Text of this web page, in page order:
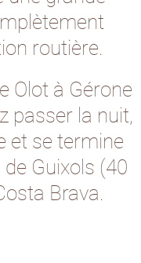
routière.
Olot à Gérone
passer la nuit,
et se termine
Guixols (40
Brava.